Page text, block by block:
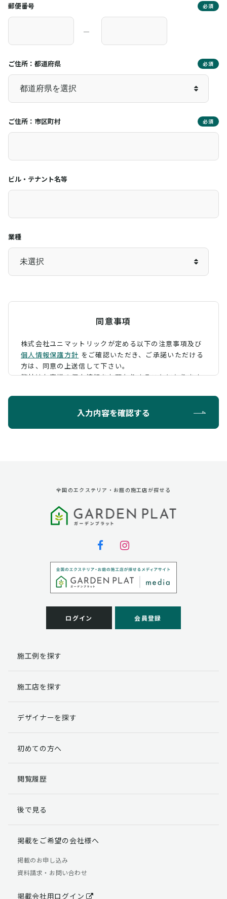
郵便番号 必須
―
ご住所：都道府県 必須
ご住所：市区町村 必須
ビル・テナント名等
業種
同意事項
株式会社ユニマットリックが定める以下の注意事項及び
個人情報保護方針 をご確認いただき、 ご承諾いただける
方は、同意の上送信して下さい。
弊社はお客様の個人情報をお預かりすることになります
ように定め、保護に努めております。
第三者への提供
弊社は法律で定められている場合を除いて、お客様の個
個人情報の取扱い業務の委託
弊社は事業運営上、お客様により良いサービスを提供す
るために業務の一部を外部に委託しており、業務委託先
客様には、貴殿の個人情報の利用目的の通知、開示、訂
理・機密保持などによりお客様の個人情報の漏洩防止に
個人情報提出の任意性
す。
らかじめご了承ください。
個人情報の開示請求について
る権利があります。
「個人情報の取り扱いについて」
【お問合せ先】 個人情報問合せ窓口
TEL：03-5411-7891（平日9:00 ～ 18:00）
入力内容を確認する
全国のエクステリア・お庭の施工店が探せる
ログイン 会員登録
施工例を探す
施工店を探す
デザイナーを探す
初めての方へ
閲覧履歴
後で見る
掲載をご希望の会社様へ
掲載のお申し込み
資料請求・お問い合わせ
掲載会社用ログイン